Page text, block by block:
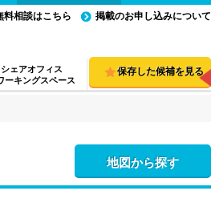
シェアオフィス
ーキングスペース
料相談はこちら 掲載のお申し込みについて
保存した候補を見る
地図から探す